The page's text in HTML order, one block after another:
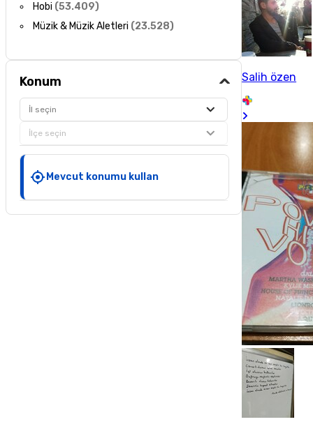
Hobi (53.409)
Müzik & Müzik Aletleri (23.528)
Konum
İl seçin
İlçe seçin
Mevcut konumu kullan
Salih özen